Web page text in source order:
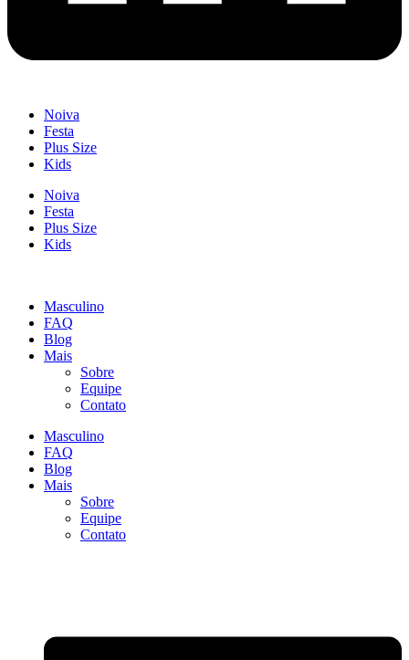
Noiva
Festa
Plus Size
Kids
Noiva
Festa
Plus Size
Kids
Masculino
FAQ
Blog
Mais
Sobre
Equipe
Contato
Masculino
FAQ
Blog
Mais
Sobre
Equipe
Contato